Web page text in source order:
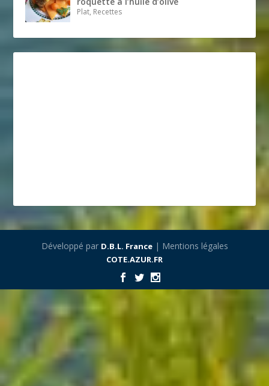
Plat, Recettes
Développé par D.B.L. France| Mentions légales
COTE.AZUR.FR